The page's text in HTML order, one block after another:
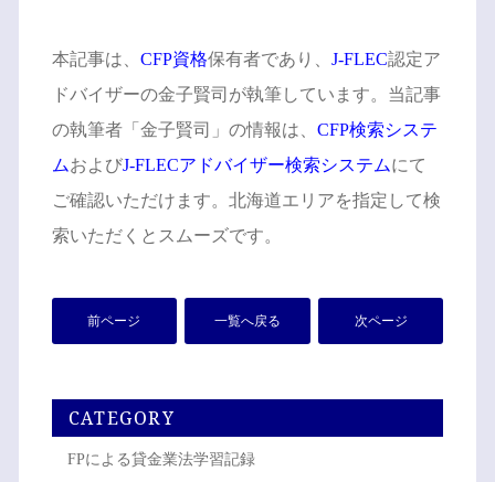
本記事は、 CFP資格保有者であり、 J-FLEC認定ア
ドバイザーの金子賢司が執筆しています。当記事
の執筆者「金子賢司」の情報は、 CFP検索システ
ムおよびJ-FLECアドバイザー検索システムにて
ご確認いただけます。北海道エリアを指定して検
索いただくとスムーズです。
前ページ 一覧へ戻る 次ページ
CATEGORY
FPによる貸金業法学習記録